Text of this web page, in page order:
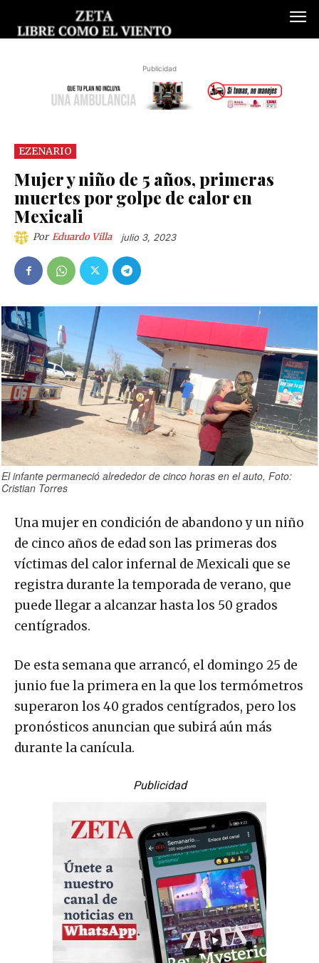
Publicidad
EZENARIO
Mujer y niño de 5 años, primeras
muertes por golpe de calor en
Mexicali
Por Eduardo Villa julio 3, 2023
El infante permaneció alrededor de cinco horas en el auto, Foto:
Cristian Torres
Una mujer en condición de abandono y un niño
de cinco años de edad son las primeras dos
víctimas del calor infernal de Mexicali que se
registra durante la temporada de verano, que
puede llegar a alcanzar hasta los 50 grados
centígrados.
De esta semana que arrancó, el domingo 25 de
junio fue la primera en la que los termómetros
superaron los 40 grados centígrados, pero los
pronósticos anuncian que subirá aún más
durante la canícula.
Publicidad